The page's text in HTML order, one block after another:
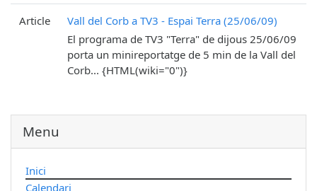
Article
Vall del Corb a TV3 - Espai Terra (25/06/09)
El programa de TV3 "Terra" de dijous 25/06/09
porta un minireportatge de 5 min de la Vall del
Corb... {HTML(wiki="0")}
Menu
Inici
Calendari